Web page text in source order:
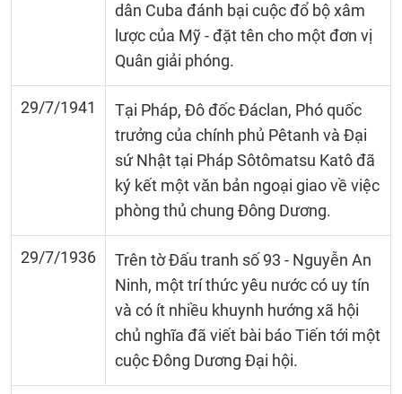
dân Cuba đánh bại cuộc đổ bộ xâm
lược của Mỹ - đặt tên cho một đơn vị
Quân giải phóng.
29/7/1941
Tại Pháp, Đô đốc Đáclan, Phó quốc
trưởng của chính phủ Pêtanh và Đại
sứ Nhật tại Pháp Sôtômatsu Katô đã
ký kết một vǎn bản ngoại giao về việc
phòng thủ chung Đông Dương.
29/7/1936
Trên tờ Đấu tranh số 93 - Nguyễn An
Ninh, một trí thức yêu nước có uy tín
và có ít nhiều khuynh hướng xã hội
chủ nghĩa đã viết bài báo Tiến tới một
cuộc Đông Dương Đại hội.